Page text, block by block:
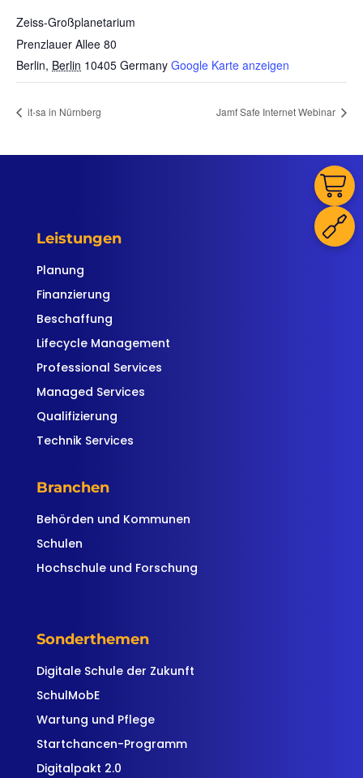
Zeiss-Großplanetarium
Prenzlauer Allee 80
Berlin, Berlin 10405 Germany Google Karte anzeigen
it-sa in Nürnberg Jamf Safe Internet Webinar
Leistungen
Planung
Finanzierung
Beschaffung
Lifecycle Management
Professional Services
Managed Services
Qualifizierung
Technik Services
Branchen
Behörden und Kommunen
Schulen
Hochschule und Forschung
Sonderthemen
Digitale Schule der Zukunft
SchulMobE
Wartung und Pflege
Startchancen-Programm
Digitalpakt 2.0